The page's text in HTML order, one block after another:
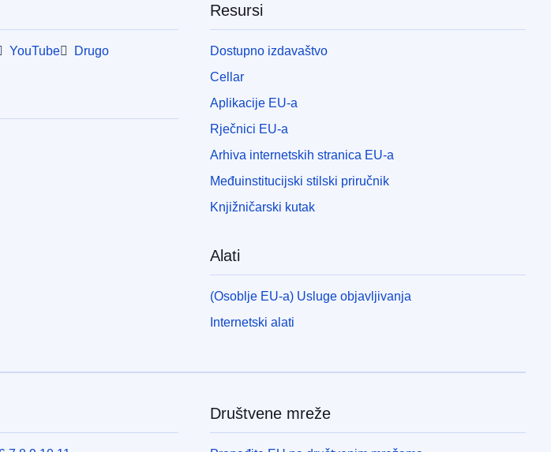
YouTube Drugo
Resursi
Dostupno izdavaštvo
Cellar
Aplikacije EU-a
Rječnici EU-a
Arhiva internetskih stranica EU-a
Međuinstitucijski stilski priručnik
Knjižničarski kutak
Alati
(Osoblje EU-a) Usluge objavljivanja
Internetski alati
Društvene mreže